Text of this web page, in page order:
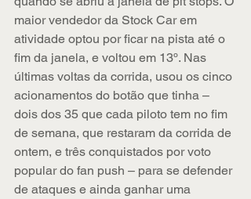
maior vendedor da Stock Car em
atividade optou por ficar na pista até o
fim da janela, e voltou em 13º. Nas
últimas voltas da corrida, usou os cinco
acionamentos do botão que tinha –
dois dos 35 que cada piloto tem no fim
de semana, que restaram da corrida de
ontem, e três conquistados por voto
popular do fan push – para se defender
de ataques e ainda ganhar uma